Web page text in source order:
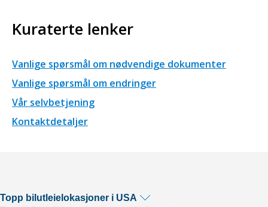
Kuraterte lenker
Vanlige spørsmål om nødvendige dokumenter
Vanlige spørsmål om endringer
Vår selvbetjening
Kontaktdetaljer
Topp bilutleielokasjoner i USA